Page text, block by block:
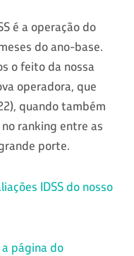
é a operação do
do ano-base.
o feito da nossa
operadora, que
quando também
ranking entre as
porte.
IDSS do nosso
página do